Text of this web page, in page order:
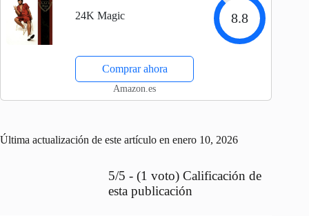
24K Magic 8.8
Comprar ahora
Amazon.es
Última actualización de este artículo en enero 10, 2026
5/5 - (1 voto) Calificación de
esta publicación